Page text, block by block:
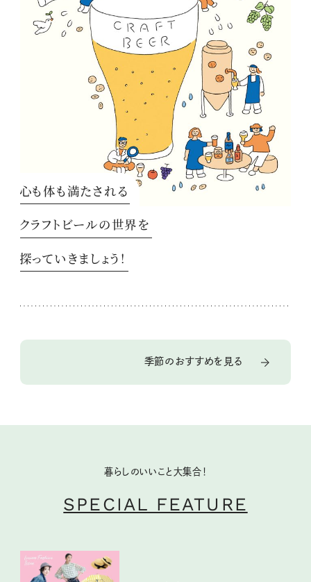
心も体も満たされる
クラフトビールの世界を
探っていきましょう！
季節のおすすめを見る
暮らしのいいこと大集合！
SPECIAL FEATURE